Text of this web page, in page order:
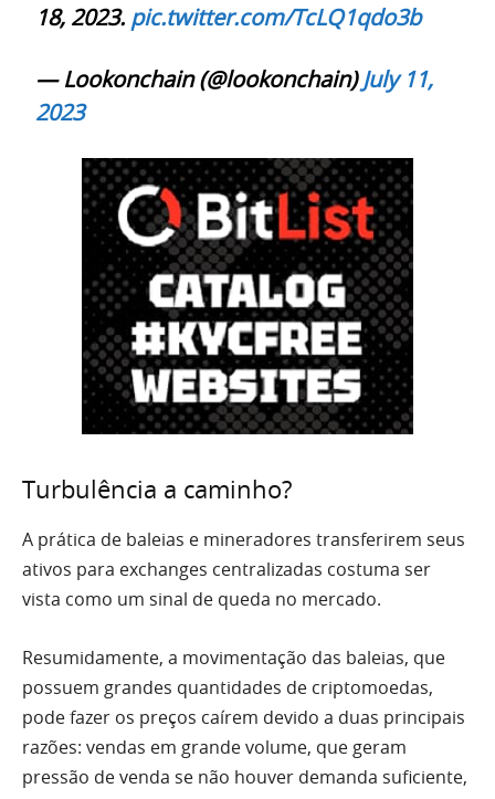
18, 2023. pic.twitter.com/TcLQ1qdo3b
— Lookonchain (@lookonchain)July 11,
2023
Turbulência a caminho?
A prática de baleias e mineradores transferirem seus
ativos para exchanges centralizadas costuma ser
vista como um sinal de queda no mercado.
Resumidamente, a movimentação das baleias, que
possuem grandes quantidades de criptomoedas,
pode fazer os preços caírem devido a duas principais
razões: vendas em grande volume, que geram
pressão de venda se não houver demanda suficiente,